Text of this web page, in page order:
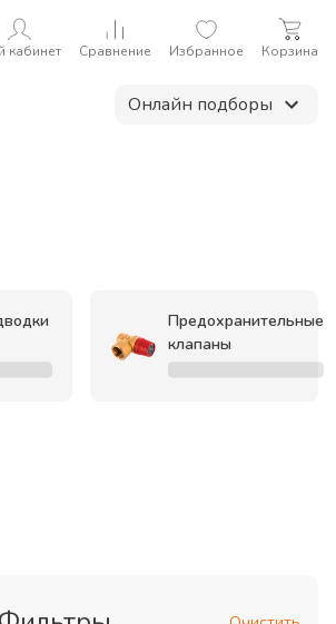
кабинет Сравнение Избранное Корзина
Онлайн подборы
Предохранительные
клапаны